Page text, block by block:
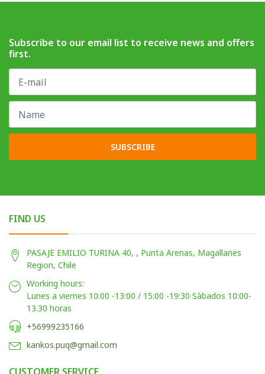
Subscribe to our email list to receive news and offers
first.
SUBSCRIBE
FIND US
PASAJE EMILIO TURINA 40, , Punta Arenas, Magallanes
Region, Chile
Working hours:
Lunes a viernes 10:00 -13:00 / 15:00 -19:30 Sàbados 10:00-
13.30 horas
+56999235166
kankos.puq@gmail.com